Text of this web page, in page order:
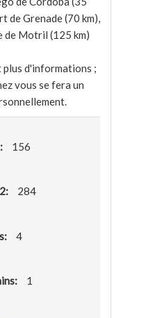
de Grenade (70 km),
de Motril (125 km)
plus d'informations ;
vous se fera un
156
284
4
1